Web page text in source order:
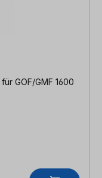
GOF/GMF 1600